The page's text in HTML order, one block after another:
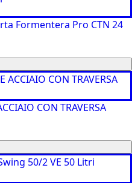
Formentera Pro CTN 24
CON TRAVERSA